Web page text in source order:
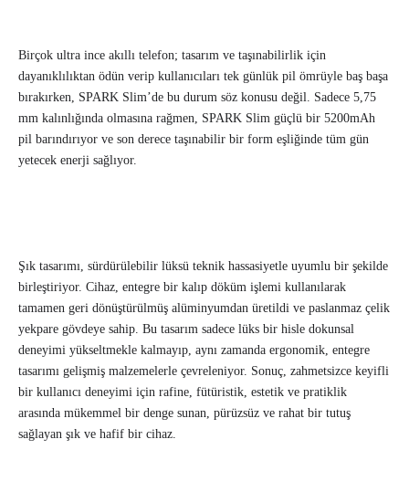
Birçok ultra ince akıllı telefon; tasarım ve taşınabilirlik için
dayanıklılıktan ödün verip kullanıcıları tek günlük pil ömrüyle baş başa
bırakırken, SPARK Slim’de bu durum söz konusu değil. Sadece 5,75
mm kalınlığında olmasına rağmen, SPARK Slim güçlü bir 5200mAh
pil barındırıyor ve son derece taşınabilir bir form eşliğinde tüm gün
yetecek enerji sağlıyor.
Şık tasarımı, sürdürülebilir lüksü teknik hassasiyetle uyumlu bir şekilde
birleştiriyor. Cihaz, entegre bir kalıp döküm işlemi kullanılarak
tamamen geri dönüştürülmüş alüminyumdan üretildi ve paslanmaz çelik
yekpare gövdeye sahip. Bu tasarım sadece lüks bir hisle dokunsal
deneyimi yükseltmekle kalmayıp, aynı zamanda ergonomik, entegre
tasarımı gelişmiş malzemelerle çevreleniyor. Sonuç, zahmetsizce keyifli
bir kullanıcı deneyimi için rafine, fütüristik, estetik ve pratiklik
arasında mükemmel bir denge sunan, pürüzsüz ve rahat bir tutuş
sağlayan şık ve hafif bir cihaz.